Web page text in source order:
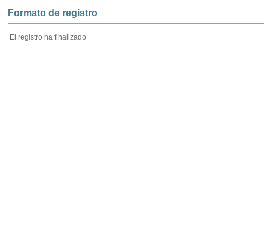
Formato de registro
El registro ha finalizado